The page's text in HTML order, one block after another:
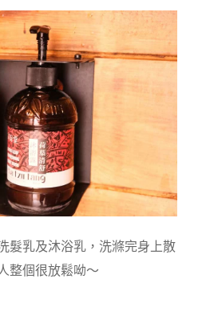
髮乳及沐浴乳，洗滌完身上散
整個很放鬆呦～